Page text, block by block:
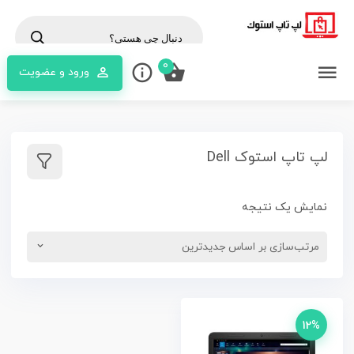
ورود و عضویت 0
لپ تاپ استوک Dell
نمایش یک نتیجه
12%